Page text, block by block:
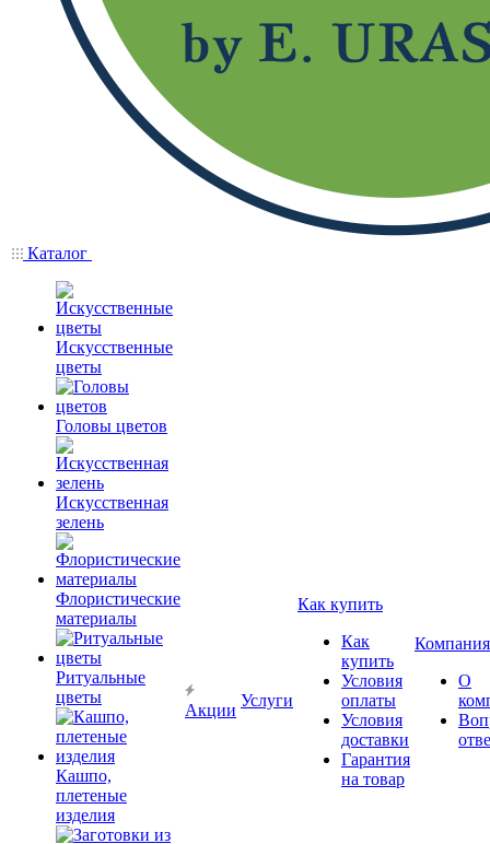
Каталог
Искусственные
цветы
Головы цветов
Искусственная
зелень
Флористические
материалы
Ритуальные
цветы
Кашпо,
плетеные
изделия
Акции
Услуги
Как купить
Как
купить
Условия
оплаты
Условия
доставки
Гарантия
на товар
Компания
О